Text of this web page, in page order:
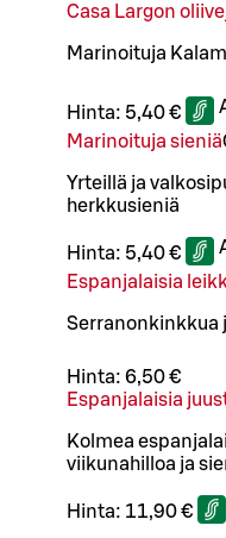
Casa Largon
Marinoituja
Hinta: 5,40 €
Marinoituja sieniä
Yrteillä ja
herkkusieniä
Hinta: 5,40 €
Espanjalaisia
Serranonkinkkua
Hinta: 6,50 €
Espanjalaisia
Kolmea
viikunahilloa ja
Hinta: 11,90 €